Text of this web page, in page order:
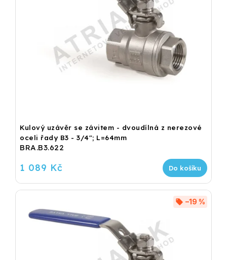
Kulový uzávěr se závitem - dvoudílná z nerezové
oceli řady B3 - 3/4"; L=64mm
BRA.B3.622
1 089 Kč Do košíku
–19 %